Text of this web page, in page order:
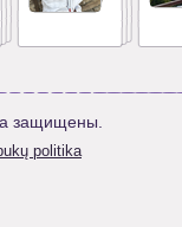
защищены.
politika